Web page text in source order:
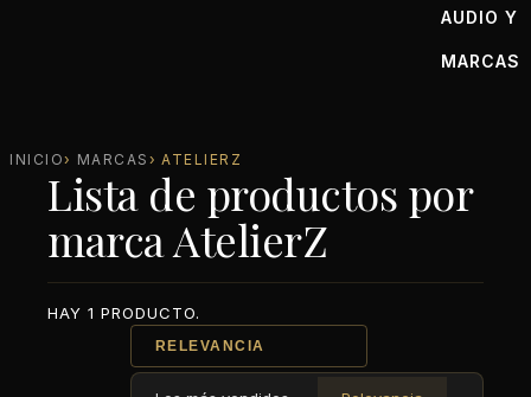
AUDIO Y
MARCAS
INICIO MARCAS ATELIERZ
Lista de productos por
marca AtelierZ
HAY 1 PRODUCTO.
RELEVANCIA